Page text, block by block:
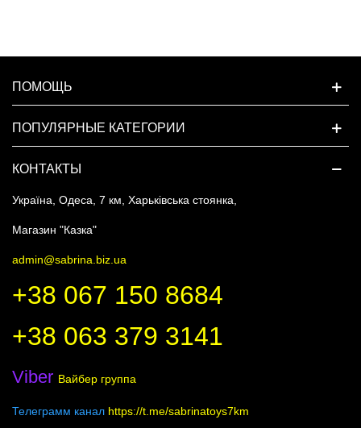
ПОМОЩЬ
ПОПУЛЯРНЫЕ КАТЕГОРИИ
КОНТАКТЫ
Україна, Одеса, 7 км, Харьківська стоянка,
Магазин "Казка"
admin@sabrina.biz.ua
+38 067 150 8684
+38 063 379 3141
Viber Вайбер группа
Телеграмм канал https://t.me/sabrinatoys7km